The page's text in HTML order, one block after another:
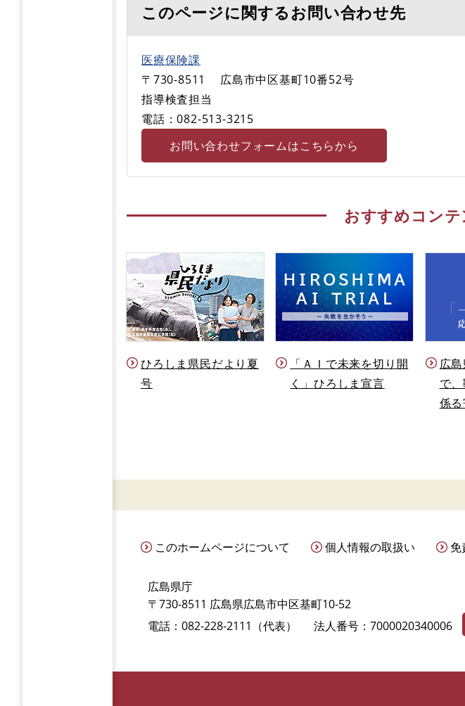
このページに関するお問い合わせ先
医療保険課
〒730-8511
広島市中区基町10番52号
指導検査担当
電話：082-513-3215
お問い合わせフォームはこちらから
おすすめコンテ
ひろしま県民だより夏
号
「ＡＩで未来を切り開
く」ひろしま宣言
広
で
係
このホームページについて 個人情報の取扱い 免
広島県庁
〒730-8511 広島県広島市中区基町10-52
電話：082-228-2111（代表）
法人番号：7000020340006